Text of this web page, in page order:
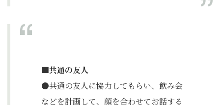
■共通の友人
●共通の友人に協力してもらい、飲み会
などを計画して、顔を合わせてお話する